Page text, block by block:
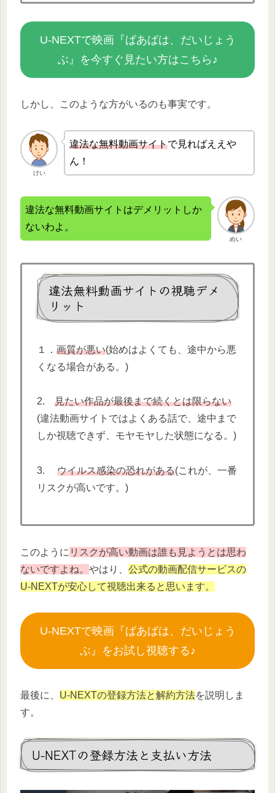
U-NEXTで映画『ばあばは、だいじょう
ぶ』を今すぐ見たい方はこちら♪
しかし、このような方がいるのも事実です。
けい
違法な無料動画サイトで見ればええや
ん！
めい
違法な無料動画サイトはデメリットしか
ないわよ。
違法無料動画サイトの視聴デメ
リット
１． 画質が悪い(始めはよくても、途中から悪
くなる場合がある。)
2. 見たい作品が最後まで続くとは限らない
(違法動画サイトではよくある話で、途中まで
しか視聴できず、モヤモヤした状態になる。)
3. ウイルス感染の恐れがある(これが、一番
リスクが高いです。)
このように リスクが高い動画は誰も見ようとは思わ
ないですよね。 やはり、 公式の動画配信サービスの
U-NEXTが安心して視聴出来ると思います。
U-NEXTで映画『ばあばは、だいじょう
ぶ』をお試し視聴する♪
最後に、 U-NEXTの登録方法と解約方法を説明しま
す。
U-NEXTの登録方法と支払い方法